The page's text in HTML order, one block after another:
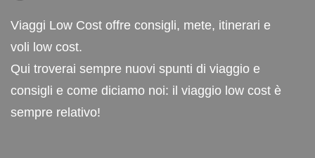
Viaggi Low Cost offre consigli, mete, itinerari e
voli low cost.
Qui troverai sempre nuovi spunti di viaggio e
consigli e come diciamo noi: il viaggio low cost è
sempre relativo!